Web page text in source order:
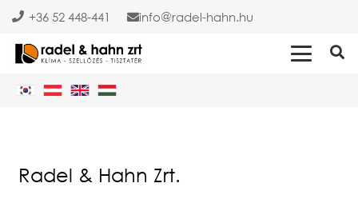
+36 52 448-441 info radel-hahn.hu
Radel & Hahn Zrt.